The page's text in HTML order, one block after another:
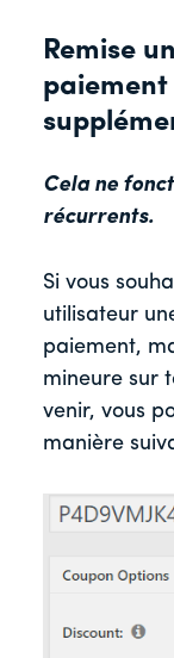
Remise
paiement
Cela ne
récurrents.
Si vous
utilisateur
paiement,
mineure sur
venir, vous
manière